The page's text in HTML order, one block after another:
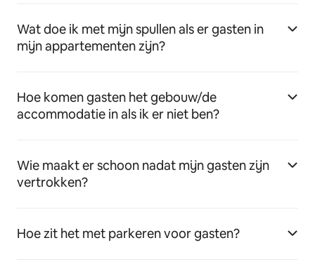
Wat doe ik met mijn spullen als er gasten in
mijn appartementen zijn?
Hoe komen gasten het gebouw/de
accommodatie in als ik er niet ben?
Wie maakt er schoon nadat mijn gasten zijn
vertrokken?
Hoe zit het met parkeren voor gasten?